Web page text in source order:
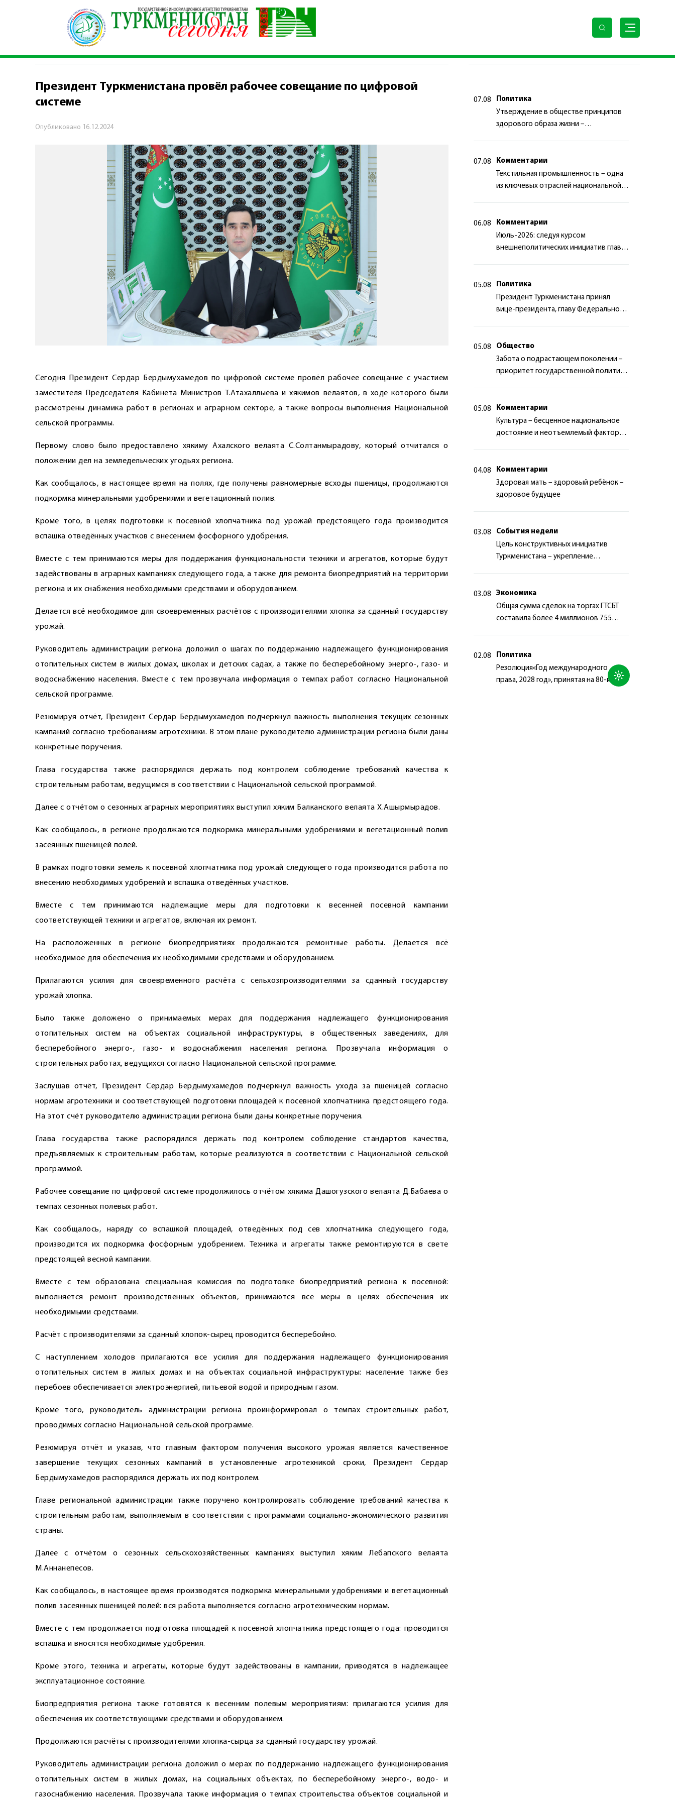
\ Политика \ Президент Туркменистана провёл рабочее совещание по цифровой системе
ПОЛИТИКА
Президент Туркменистана провёл рабочее совещание по цифровой
системе
Опубликовано 16.12.2024
Сегодня Президент Сердар Бердымухамедов по цифровой системе провёл рабочее совещание с участием
заместителя Председателя Кабинета Министров Т.Атахаллыева и хякимов велаятов, в ходе которого были
рассмотрены динамика работ в регионах и аграрном секторе, а также вопросы выполнения Нацио­нальной
сельской программы.
Первому слово было предоставлено хякиму Ахалского велаята С.Солтанмырадову, который отчитался о
положении дел на земледельческих угодьях региона.
Как сообщалось, в настоящее время на полях, где получены равномерные всходы пшеницы, продолжаются
подкормка минеральными удоб­рениями и вегетационный полив.
Кроме того, в целях подготовки к посевной хлопчатника под урожай предстоящего года производится
вспашка отведённых участков с внесением фосфорного удобрения.
Вместе с тем принимаются меры для поддержания функциональности техники и агрегатов, которые будут
задействованы в аграрных кампаниях следующего года, а также для ремонта биопредприятий на территории
региона и их снабжения необходимыми средствами и оборудованием.
Делается всё необходимое для своевременных расчётов с производителями хлопка за сданный государству
урожай.
Руководитель администрации региона доложил о шагах по поддержанию надлежащего функционирования
отопительных систем в жилых домах, школах и детских садах, а также по бесперебойному энерго-, газо- и
водоснабжению населения. Вместе с тем прозвучала информация о темпах работ согласно Национальной
сельской программе.
Резюмируя отчёт, Президент Сердар Бердымухамедов подчерк­нул важность выполнения текущих сезонных
кампаний согласно требованиям агротехники. В этом плане руководителю администрации региона были даны
конкретные поручения.
Глава государства также распорядился держать под контролем соблюдение требований качества к
строительным работам, ведущимся в соответствии с Национальной сельской программой.
Далее с отчётом о сезонных аграрных мероприятиях выступил хяким Балканского велаята Х.Ашырмырадов.
Как сообщалось, в регионе продолжаются подкормка минеральными удобрениями и вегетационный полив
засеянных пшеницей полей.
В рамках подготовки земель к посевной хлопчатника под урожай следующего года производится работа по
внесению необходимых удобрений и вспашка отведённых участков.
Вместе с тем принимаются надлежащие меры для подготовки к весенней посевной кампании
соответствующей техники и агрегатов, включая их ремонт.
На расположенных в регионе биопредприятиях продолжаются ремонтные работы. Делается всё
необходимое для обеспечения их необходимыми средствами и оборудованием.
Прилагаются усилия для своевременного расчёта с сельхозпроизводителями за сданный государству
урожай хлопка.
Было также доложено о принимаемых мерах для поддержания надлежащего функционирования
отопительных систем на объектах социальной инфраструктуры, в общественных заведениях, для
бесперебойного энерго-, газо- и водоснабжения населения региона. Прозвучала информация о
строительных работах, ведущихся согласно Национальной сельской программе.
Заслушав отчёт, Президент Сердар Бердымухамедов подчеркнул важность ухода за пшеницей согласно
нормам агротехники и соответствующей подготовки площадей к посевной хлопчатника предстоящего года.
На этот счёт руководителю администрации региона были даны конкретные поручения.
Глава государства также распорядился держать под контролем соблюдение стандартов качества,
предъявляемых к строительным работам, которые реализуются в соответствии с Национальной сельской
программой.
Рабочее совещание по цифровой системе продолжилось отчётом хякима Дашогузского велаята Д.Бабаева о
темпах сезонных полевых работ.
Как сообщалось, наряду со вспашкой площадей, отведённых под сев хлопчатника следующего года,
производится их подкормка фосфорным удобрением. Техника и агрегаты также ремонтируются в свете
предстоящей весной кампании.
Вместе с тем образована специальная комиссия по подготовке биопредприятий региона к посевной:
выполняется ремонт производственных объектов, принимаются все меры в целях обеспечения их
необходимыми средствами.
Расчёт с производителями за сданный хлопок-сырец проводится бесперебойно.
С наступлением холодов прилагаются все усилия для поддержания надлежащего функционирования
отопительных систем в жилых домах и на объектах социальной инфраструктуры: население также без
перебоев обеспечивается электроэнергией, питьевой водой и природным газом.
Кроме того, руководитель администрации региона проинформировал о темпах строительных работ,
проводимых согласно Национальной сельской программе.
Резюмируя отчёт и указав, что главным фактором получения высокого урожая является качественное
завершение текущих сезонных кампаний в установленные агротехникой сроки, Президент Сердар
Бердымухамедов распорядился держать их под контролем.
Главе региональной администрации также поручено контролировать соблюдение требований качества к
строительным работам, выполняемым в соответствии с программами социально-экономического развития
страны.
Далее с отчётом о сезонных сельскохозяйственных кампаниях выступил хяким Лебапского велаята
М.Аннанепесов.
Как сообщалось, в настоящее время производятся подкормка минеральными удобрениями и вегетационный
полив засеянных пшеницей полей: вся работа выполняется согласно агротехническим нормам.
Вместе с тем продолжается подготовка площадей к посевной хлопчатника предстоящего года: проводится
вспашка и вносятся необходимые удобрения.
Кроме этого, техника и агрегаты, которые будут задействованы в кампании, приводятся в надлежащее
эксплуатационное состояние.
Биопредприятия региона также готовятся к весенним полевым мероприятиям: прилагаются усилия для
обеспечения их соответствующими средствами и оборудованием.
Продолжаются расчёты с производителями хлопка-сырца за сданный государству урожай.
Руководитель администрации региона доложил о мерах по поддержанию надлежащего функционирования
отопительных систем в жилых домах, на социальных объектах, по бесперебойному энерго-, водо- и
газоснабжению населения. Прозвучала также информация о темпах строительства объектов социальной и
07.08
Политика
Утверждение в обществе принципов
здорового образа жизни –
07.08
Комментарии
Текстильная промышленность – одна
из ключевых отраслей национальной
06.08
Комментарии
Июль-2026: следуя курсом
внешнеполитических инициатив главы
05.08
Политика
Президент Туркменистана принял
вице-президента, главу Федерального
05.08
Общество
Забота о подрастающем поколении –
приоритет государственной политики
05.08
Комментарии
Культура – бесценное национальное
достояние и неотъемлемый фактор
04.08
Комментарии
Здоровая мать – здоровый ребёнок –
здоровое будущее
03.08
События недели
Цель конструктивных инициатив
Туркменистана – укрепление
03.08
Экономика
Общая сумма сделок на торгах ГТСБТ
составила более 4 миллионов 755
02.08
Политика
Резолюция«Год международного
права, 2028 год», принятая на 80-й